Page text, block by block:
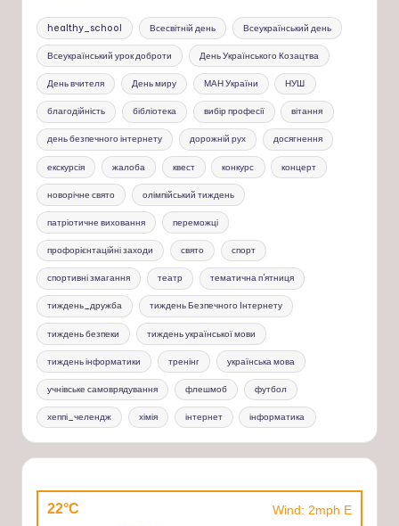
healthy_school Всесвітній день Всеукраїнський день
Всеукраїнський урок доброти День Українського Козацтва
День вчителя День миру МАН України НУШ
благодійність бібліотека вибір професії вітання
день безпечного інтернету дорожній рух досягнення
екскурсія жалоба квест конкурс концерт
новорічне свято олімпійський тиждень
патріотичне виховання переможці
профорієнтаційні заходи свято спорт
спортивні змагання театр тематична п'ятниця
тиждень_дружба тиждень Безпечного Інтернету
тиждень безпеки тиждень української мови
тиждень інформатики тренінг українська мова
учнівське самоврядування флешмоб футбол
хеппі_челендж хімія інтернет інформатика
22°C
Wind: 2mph E